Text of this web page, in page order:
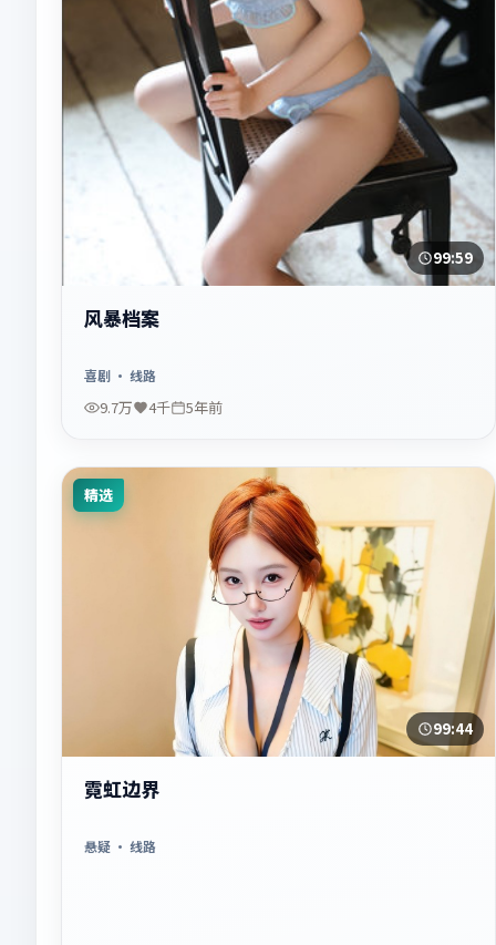
99:59
风暴档案
喜剧· 线路
9.7万 4千 5年前
精选
99:44
霓虹边界
悬疑· 线路